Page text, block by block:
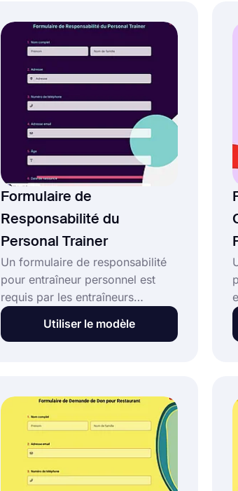
Formulaire de
Responsabilité du
Personal Trainer
Un formulaire de responsabilité
pour entraîneur personnel est
requis par les entraîneurs
personnels pour faire signer
leurs clients avant de travailler
pourraient être un problème pour
eux à l'avenir. Vous pouvez créer
facilement en utilisant le modèle
de formulaire de responsabilité
Utiliser le modèle